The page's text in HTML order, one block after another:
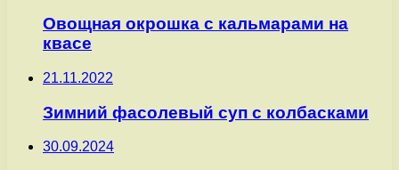
Овощная окрошка с кальмарами на
квасе
21.11.2022
Зимний фасолевый суп с колбасками
30.09.2024